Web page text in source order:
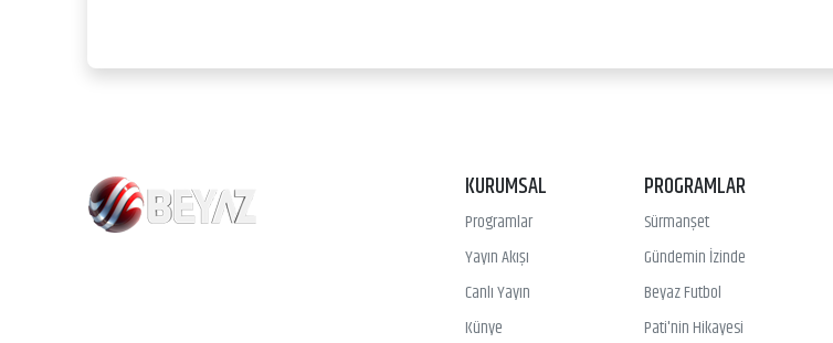
KURUMSAL
Programlar
Yayın Akışı
Canlı Yayın
Künye
PROGRAMLAR
Sürmanşet
Gündemin İzinde
Beyaz Futbol
Pati'nin Hikayesi